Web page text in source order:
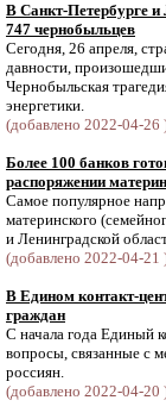
В Санкт-Петербурге и
747 чернобыльцев
Сегодня, 26 апреля,
давности,
Чернобыльская
энергетики.
(добавлено 2022-04-26
Более 100 банков
распоряжении
Самое популярное
материнского
и Ленинградской
(добавлено 2022-04-21
В Едином контакт-
граждан
С начала года Единый
вопросы, связанные с
россиян.
(добавлено 2022-04-20